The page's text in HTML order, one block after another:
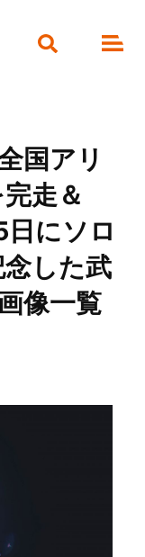
国アリ
走＆
にソロ
した武
像一覧